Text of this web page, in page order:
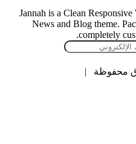
Jannah is a Clean
News and Blog theme.
completely